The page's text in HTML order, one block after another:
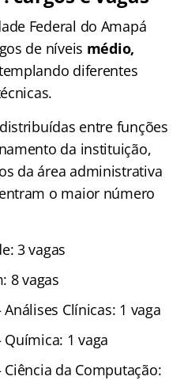
Federal do Amapá
de níveis médio,
diferentes
entre funções
da instituição,
da área administrativa
o maior número
3 vagas
8 vagas
Clínicas: 1 vaga
1 vaga
da Computação: